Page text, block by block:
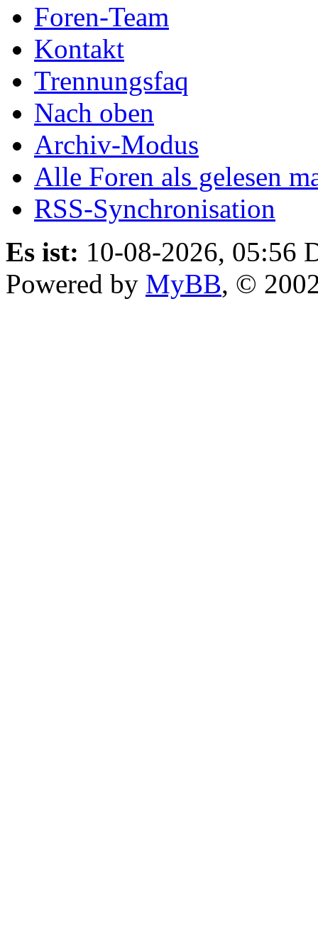
Foren-Team
Kontakt
Trennungsfaq
Nach oben
Archiv-Modus
Alle Foren als gelesen
RSS-Synchronisation
Es ist: 10-08-2026, 05:56
Powered by MyBB, ©